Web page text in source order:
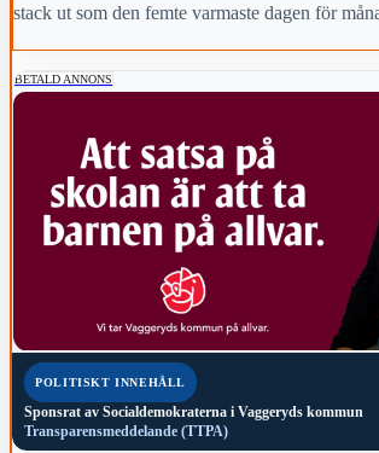
stack ut som den femte varmaste dagen för
BETALD ANNONS
POLITISKT INNEHÅLL
Sponsrat av Socialdemokraterna i Vaggeryds kommun
Transparensmeddelande (TTPA)